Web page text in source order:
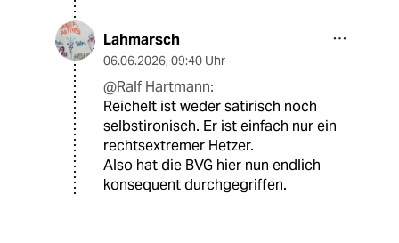
Lahmarsch
06.06.2026, 09:40 Uhr
@Ralf Hartmann:
Reichelt ist weder satirisch noch
selbstironisch. Er ist einfach nur ein
rechtsextremer Hetzer.
Also hat die BVG hier nun endlich
konsequent durchgegriffen.